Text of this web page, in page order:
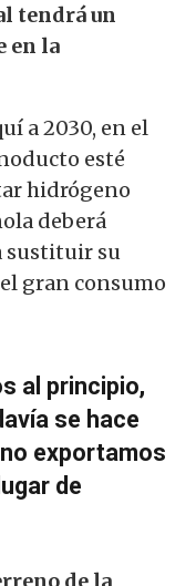
tendrá un
en la
a 2030, en el
esté
hidrógeno
deberá
sustituir su
gran consumo
al principio,
se hace
exportamos
de
de la